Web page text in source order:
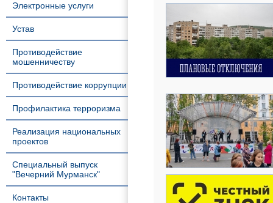
Электронные услуги
Устав
Противодействие
мошенничеству
Противодействие коррупции
Профилактика терроризма
Реализация национальных
проектов
Специальный выпуск
"Вечерний Мурманск"
Контакты